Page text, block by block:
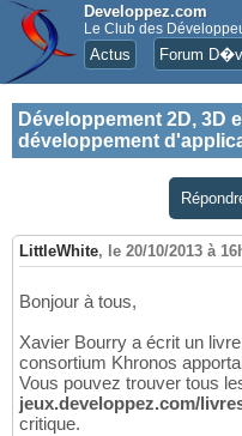
Developpez.com
Le Club des
Actus Forum
Développement 2D, 3D
développement
LittleWhite, le 20/10/2013 à
Bonjour à tous,
Xavier Bourry a écrit un
consortium Khronos
Vous pouvez trouver tous
jeux.developpez.com/
critique.